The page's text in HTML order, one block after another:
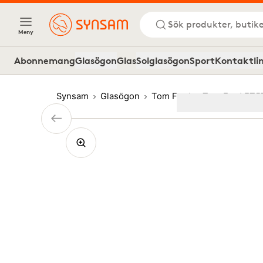
Meny
Sök produkter,
AbonnemangGlasögonGlasSolglasögonSport
Synsam Glasögon Tom Ford Tom Ford